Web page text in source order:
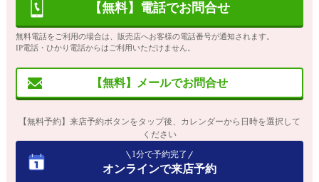
【無料】電話でお問合せ
無料電話をご利用の場合は、販売店へお客様の電話番号が通知されます。
IP電話・ひかり電話からはご利用いただけません。
【無料】メールでお問合せ
【無料予約】来店予約ボタンをタップ後、カレンダーから日時を選択して
ください
1分で予約完了
オンラインで来店予約